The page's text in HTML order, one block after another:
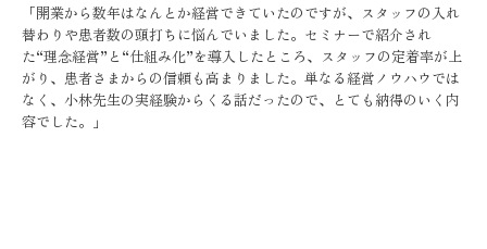
「開業から数年はなんとか経営できていたのですが、スタッフの入れ
替わりや患者数の頭打ちに悩んでいました。セミナーで紹介され
た“理念経営”と“仕組み化”を導入したところ、スタッフの定着率が上
がり、患者さまからの信頼も高まりました。単なる経営ノウハウでは
なく、小林先生の実経験からくる話だったので、とても納得のいく内
容でした。」